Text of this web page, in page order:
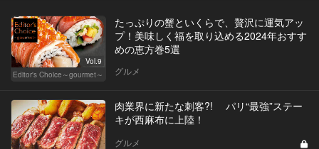
Vol.9
Editor's Choice～gourmet～
たっぷりの蟹といくらで、贅沢に運気アッ
プ！美味しく福を取り込める2024年おすす
めの恵方巻5選
グルメ
肉業界に新たな刺客?! パリ“最強”ステー
キが西麻布に上陸！
グルメ